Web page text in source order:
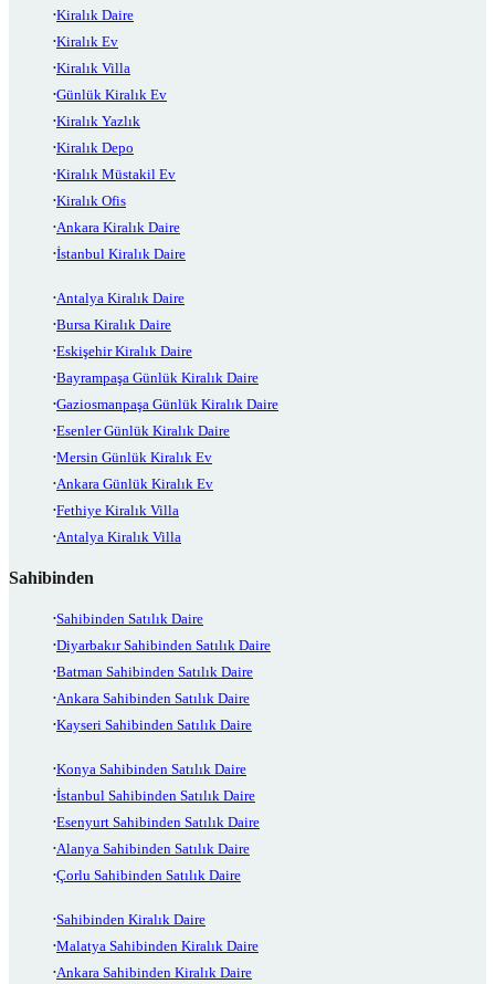
Kiralık Daire
Kiralık Ev
Kiralık Villa
Günlük Kiralık Ev
Kiralık Yazlık
Kiralık Depo
Kiralık Müstakil Ev
Kiralık Ofis
Ankara Kiralık Daire
İstanbul Kiralık Daire
Antalya Kiralık Daire
Bursa Kiralık Daire
Eskişehir Kiralık Daire
Bayrampaşa Günlük Kiralık Daire
Gaziosmanpaşa Günlük Kiralık Daire
Esenler Günlük Kiralık Daire
Mersin Günlük Kiralık Ev
Ankara Günlük Kiralık Ev
Fethiye Kiralık Villa
Antalya Kiralık Villa
Sahibinden
Sahibinden Satılık Daire
Diyarbakır Sahibinden Satılık Daire
Batman Sahibinden Satılık Daire
Ankara Sahibinden Satılık Daire
Kayseri Sahibinden Satılık Daire
Konya Sahibinden Satılık Daire
İstanbul Sahibinden Satılık Daire
Esenyurt Sahibinden Satılık Daire
Alanya Sahibinden Satılık Daire
Çorlu Sahibinden Satılık Daire
Sahibinden Kiralık Daire
Malatya Sahibinden Kiralık Daire
Ankara Sahibinden Kiralık Daire